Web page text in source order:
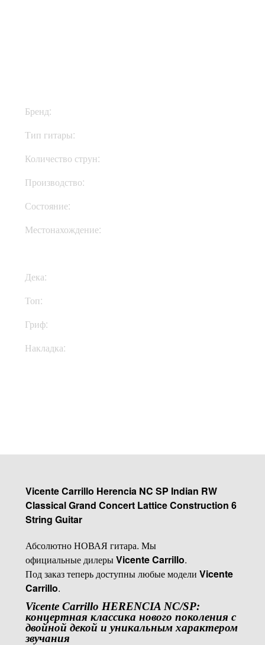
Бренд:
Тип гитары:
Количество струн:
Производство:
Состояние:
Местонахождение:
Дека:
Топ:
Гриф:
Накладка:
Vicente Carrillo Herencia NC SP Indian RW
Classical Grand Concert Lattice Construction 6
String Guitar
Абсолютно НОВАЯ гитара. Мы
официальные дилерыVicente Carrillo.
Под заказ теперь доступны любые модели Vicente
Carrillo.
Vicente Carrillo HERENCIA NC/SP:
концертная классика нового поколения с
двойной декой и уникальным характером
звучания